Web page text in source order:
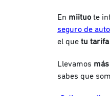
En miituo te
seguro de auto
el que tu tarifa
Llevamos
sabes que